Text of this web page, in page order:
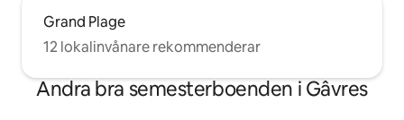
Grand Plage
12 lokalinvånare rekommenderar
Andra bra semesterboenden i Gâvres